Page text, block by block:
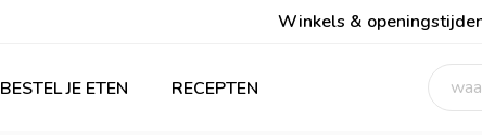
Winkels &
BESTEL JE ETEN RECEPTEN